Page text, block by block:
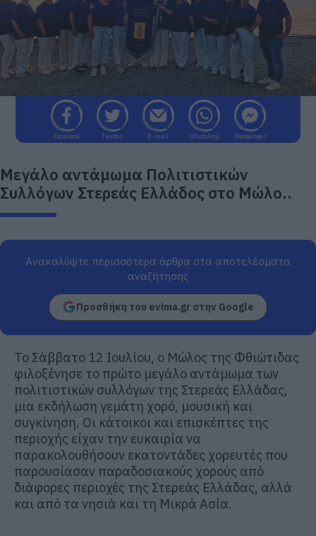
Facebook Twitter E-mail WhatsApp Messenger
Μεγάλο αντάμωμα Πολιτιστικών
Συλλόγων Στερεάς Ελλάδος στο Μώλο..
Ανακαλύψτε περισσότερα άρθρα στα αποτελέσματα
αναζήτησης
Προσθήκη του evima.gr στην Google
Το Σάββατο 12 Ιουλίου, ο Μώλος της Φθιώτιδας
φιλοξένησε το πρώτο μεγάλο αντάμωμα των
πολιτιστικών συλλόγων της Στερεάς Ελλάδας,
μια εκδήλωση γεμάτη χορό, μουσική και
συγκίνηση. Οι κάτοικοι και επισκέπτες της
περιοχής είχαν την ευκαιρία να
παρακολουθήσουν εκατοντάδες χορευτές που
παρουσίασαν παραδοσιακούς χορούς από
διάφορες περιοχές της Στερεάς Ελλάδας, αλλά
και από τα νησιά και τη Μικρά Ασία.